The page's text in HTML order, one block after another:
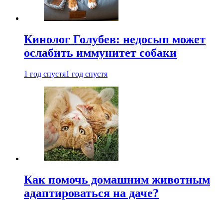
Кинолог Голубев: недосып может
ослабить иммунитет собаки
1 год спустя1 год спустя
Как помочь домашним животным
адаптироваться на даче?